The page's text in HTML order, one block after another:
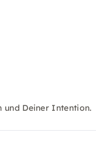
und Deiner Intention.